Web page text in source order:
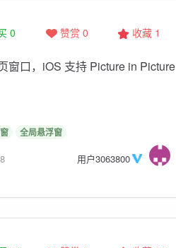
收藏 1
赞赏 0
0
窗口，iOS 支持 Picture in Picture
全局悬浮窗
用户3063800